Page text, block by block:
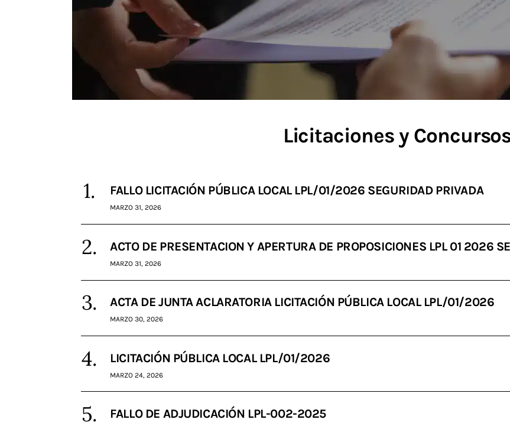
Licitaciones y
FALLO LICITACIÓN PÚBLICA LOCAL LPL/01/2026 SEGURIDAD PRIVADA
MARZO 31, 2026
ACTO DE PRESENTACION Y APERTURA DE PROPOSICIONES LPL 01 2026
MARZO 31, 2026
ACTA DE JUNTA ACLARATORIA LICITACIÓN PÚBLICA LOCAL LPL/01/2026
MARZO 30, 2026
LICITACIÓN PÚBLICA LOCAL LPL/01/2026
MARZO 24, 2026
FALLO DE ADJUDICACIÓN LPL-002-2025